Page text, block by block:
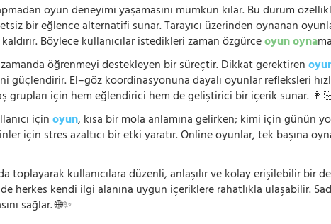
oyun deneyimi yaşamasını mümkün kılar. Bu durum
bir eğlence alternatifi sunar. Tarayıcı üzerinden oynanan
Böylece kullanıcılar istedikleri zaman özgürceoyun oyna
öğrenmeyi destekleyen bir süreçtir. Dikkat gerektiren
El–göz koordinasyonuna dayalı oyunlar refleksleri
grupları için hem eğlendirici hem de geliştirici bir içerik sunar.
içinoyun, kısa bir mola anlamına gelirken; kimi için günün
için stres azaltıcı bir etki yaratır. Online oyunlar, tek başına
toplayarak kullanıcılara düzenli, anlaşılır ve kolay erişilebilir bir
herkes kendi ilgi alanına uygun içeriklere rahatlıkla ulaşabilir.
sağlar. 🌐✨